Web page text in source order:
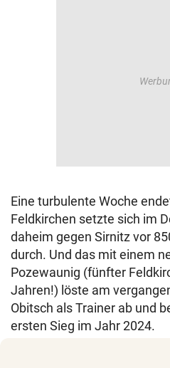
Eine turbulente Woche
Feldkirchen setzte sich im
daheim gegen Sirnitz vor
durch. Und das mit einem
Pozewaunig (fünfter
Jahren!) löste am
Obitsch als Trainer ab und
ersten Sieg im Jahr 2024.